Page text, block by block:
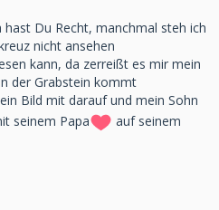
Du Recht, manchmal steh ich
nicht ansehen
kann, da zerreißt es mir mein
der Grabstein kommt
ein Bild mit darauf und mein Sohn
seinem Papa
auf seinem